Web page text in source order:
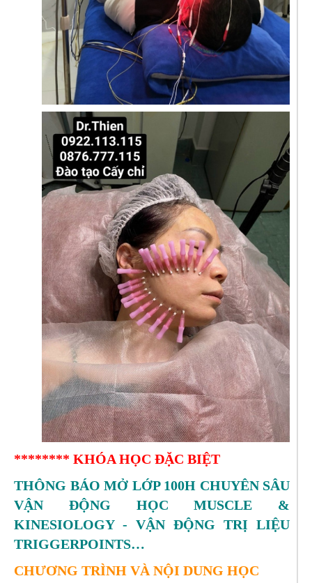
******** KHÓA HỌC ĐẶC BIỆT
THÔNG BÁO MỞ LỚP 100H CHUYÊN SÂU
VẬN ĐỘNG HỌC MUSCLE &
KINESIOLOGY - VẬN ĐỘNG TRỊ LIỆU
TRIGGERPOINTS…
CHƯƠNG TRÌNH VÀ NỘI DUNG HỌC